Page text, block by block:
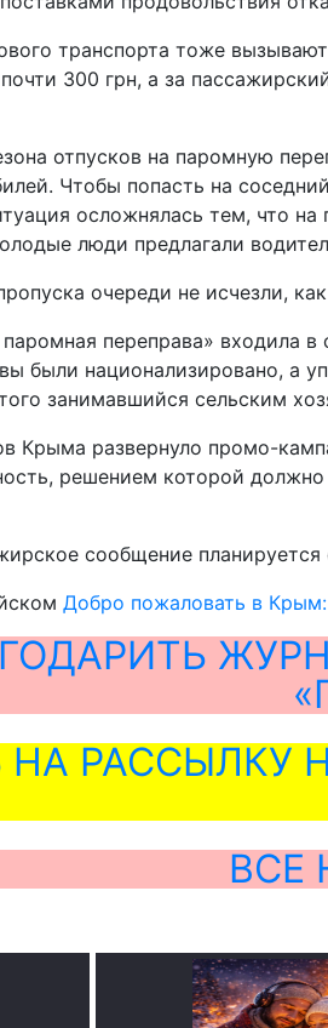
транспорта тоже
300 грн, а за
отпусков на паромную
Чтобы попасть на
осложнялась тем, что на
люди предлагали
очереди не исчезли,
паромная переправа»
были национализировано, а
занимавшийся сельским
Крыма развернуло промо-
решением которой
сообщение
Добро пожаловать в
РАССЫЛКУ
ВСЕ